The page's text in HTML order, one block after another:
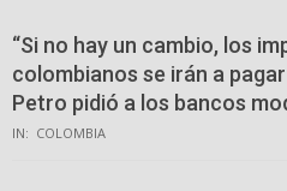
“Si no hay un cambio, los
colombianos se irán a
Petro pidió a los bancos
IN: COLOMBIA